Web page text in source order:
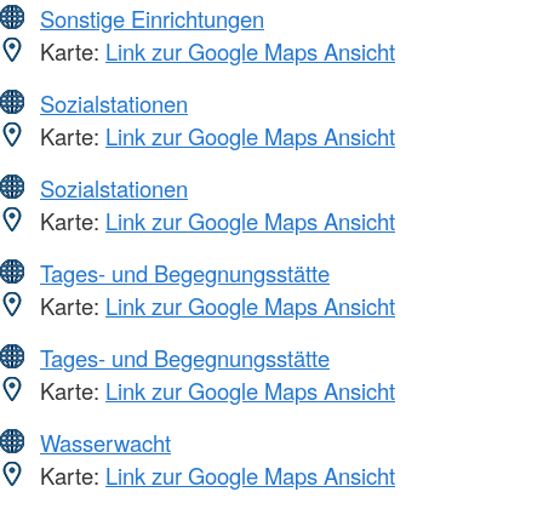
Sonstige Einrichtungen
Karte: Link zur Google Maps Ansicht
Sozialstationen
Karte: Link zur Google Maps Ansicht
Sozialstationen
Karte: Link zur Google Maps Ansicht
Tages- und Begegnungsstätte
Karte: Link zur Google Maps Ansicht
Tages- und Begegnungsstätte
Karte: Link zur Google Maps Ansicht
Wasserwacht
Karte: Link zur Google Maps Ansicht